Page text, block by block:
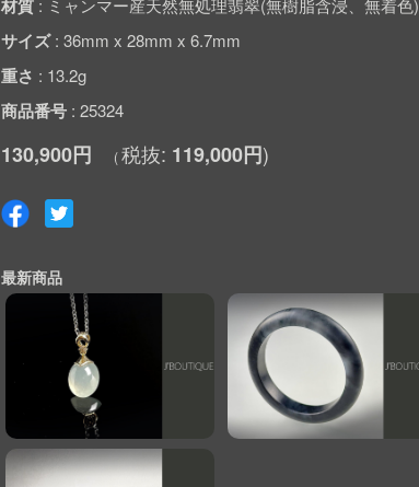
材質 ミャンマー産天然無処理翡翠(無樹脂含浸、無着色)
サイズ 36mm x 28mm x 6.7mm
重さ 13.2g
商品番号 25324
130,900円 119,000円
最新商品